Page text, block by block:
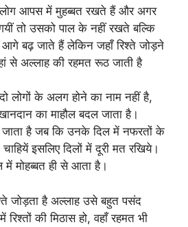
लोग आपस में मुहब्बत रखते हैं और अगर
तो उसको पाल के नहीं रखते बल्कि
बढ़ जाते हैं लेकिन जहाँ रिश्ते जोड़ने
से अल्लाह की रहमत रूठ जाती है
लोगों के अलग होने का नाम नहीं है,
का माहौल बदल जाता है।
है जब कि उनके दिल में नफरतों के
इसलिए दिलों में दूरी मत रखिये।
मोहब्बत ही से आता है।
जोड़ता है अल्लाह उसे बहुत पसंद
की मिठास हो, वहाँ रहमत भी